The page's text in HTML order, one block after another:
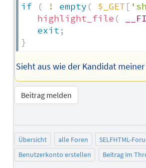
if ( ! empty ( $_GET [
highlight_file (
exit ;
}
Sieht aus wie der Kandidat
Beitrag melden
Übersicht alle Foren SELFHTML-
Benutzerkonto erstellen
Beitrag im